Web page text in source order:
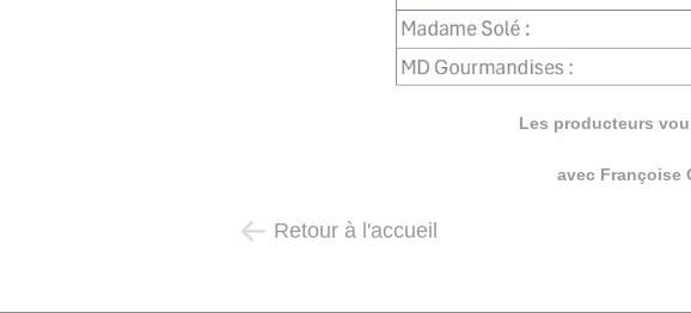
Les producteurs
avec Françoise
Retour à l'accueil